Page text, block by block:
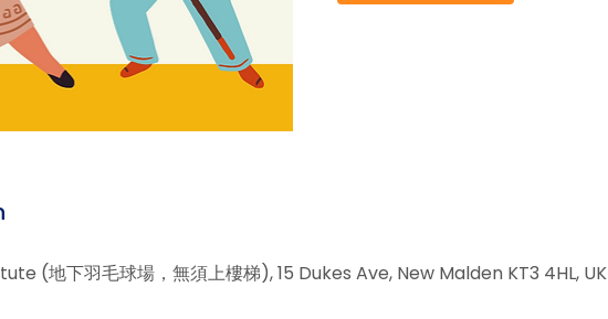
(地下羽毛球場，無須上樓梯), 15 Dukes Ave, New Malden KT3 4HL, UK